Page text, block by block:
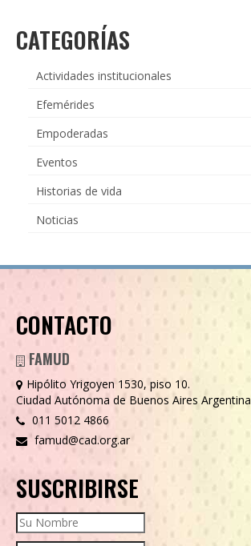
CATEGORÍAS
Actividades institucionales
Efemérides
Empoderadas
Eventos
Historias de vida
Noticias
CONTACTO
FAMUD
Hipólito Yrigoyen 1530, piso 10.
Ciudad Autónoma de Buenos Aires Argentina
011 5012 4866
famud@cad.org.ar
SUSCRIBIRSE